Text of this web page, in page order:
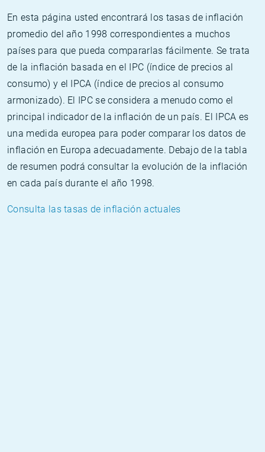
En esta página usted encontrará los tasas de inflación
promedio del año 1998 correspondientes a muchos
países para que pueda compararlas fácilmente. Se trata
de la inflación basada en el IPC (índice de precios al
consumo) y el IPCA (índice de precios al consumo
armonizado). El IPC se considera a menudo como el
principal indicador de la inflación de un país. El IPCA es
una medida europea para poder comparar los datos de
inflación en Europa adecuadamente. Debajo de la tabla
de resumen podrá consultar la evolución de la inflación
en cada país durante el año 1998.
Consulta las tasas de inflación actuales